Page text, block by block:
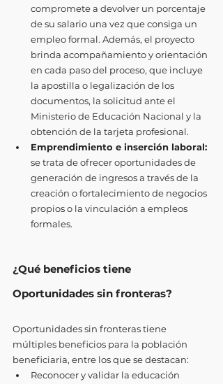
compromete a devolver un porcentaje
de su salario una vez que consiga un
empleo formal. Además, el proyecto
brinda acompañamiento y orientación
en cada paso del proceso, que incluye
la apostilla o legalización de los
documentos, la solicitud ante el
Ministerio de Educación Nacional y la
obtención de la tarjeta profesional.
Emprendimiento e inserción laboral:
se trata de ofrecer oportunidades de
generación de ingresos a través de la
creación o fortalecimiento de negocios
propios o la vinculación a empleos
formales.
¿Qué beneficios tiene
Oportunidades sin fronteras?
Oportunidades sin fronteras tiene
múltiples beneficios para la población
beneficiaria, entre los que se destacan:
Reconocer y validar la educación